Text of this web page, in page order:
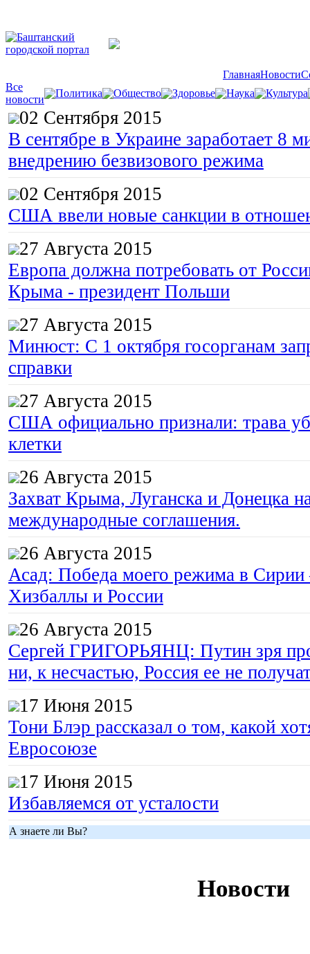
ГлавнаяНовости
Все
новости
Политика Общество Здоровье Наука Культура
02 Сентября 2015
В сентябре в Украине заработает 8
внедрению безвизового режима
02 Сентября 2015
США ввели новые санкции в
27 Августа 2015
Европа должна потребовать от
Крыма - президент Польши
27 Августа 2015
Минюст: С 1 октября госорганам
справки
27 Августа 2015
США официально признали: трава
клетки
26 Августа 2015
Захват Крыма, Луганска и Донецка
международные соглашения.
26 Августа 2015
Асад: Победа моего режима в
Хизбаллы и России
26 Августа 2015
Сергей ГРИГОРЬЯНЦ: Путин зря
ни, к несчастью, Россия ее не
17 Июня 2015
Тони Блэр рассказал о том, какой
Евросоюзе
17 Июня 2015
Избавляемся от усталости
А знаете ли Вы?
Новости